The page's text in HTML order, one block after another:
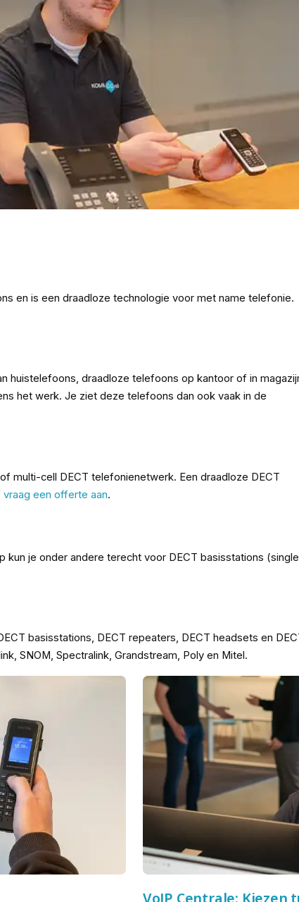
en is een draadloze technologie voor met name telefonie.
huistelefoons, draadloze telefoons op kantoor of in
het werk. Je ziet deze telefoons dan ook vaak in de
multi-cell DECT telefonienetwerk. Een draadloze DECT
vraag een offerte aan.
kun je onder andere terecht voor DECT basisstations
basisstations, DECT repeaters, DECT headsets en
SNOM, Spectralink, Grandstream, Poly en Mitel.
VoIP Centrale: Kiezen